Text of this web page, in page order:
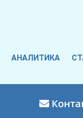
АНАЛИТИКА